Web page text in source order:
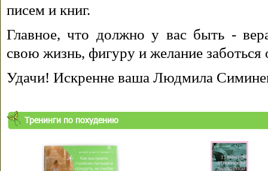
писем и книг.
Главное, что должно у вас быть -
свою жизнь, фигуру и желание заботься
Удачи! Искренне ваша Людмила
Тренинги по похудению